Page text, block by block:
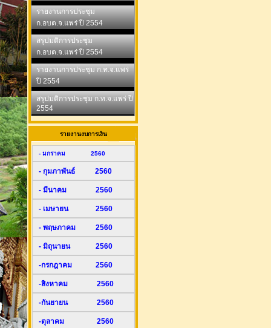
รายงานการประชุม
ก.อบต.จ.แพร่ ปี 2554
สรุปมติการประชุม
ก.อบต.จ.แพร่ ปี 2554
รายงานการประชุม ก.ท.จ.แพร่
ปี 2554
สรุปมติการประชุม ก.ท.จ.แพร่ ปี
2554
รายงานงบการเงิน
- มกราคม 2560
- กุมภาพันธ์ 2560
- มีนาคม 2560
- เมษายน 2560
- พฤษภาคม 2560
- มิถุนายน 2560
-กรกฎาคม 2560
-สิงหาคม 2560
-กันยายน 2560
-ตุลาคม 2560